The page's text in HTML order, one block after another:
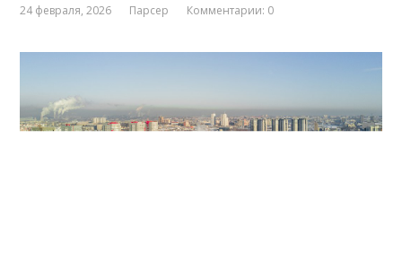
24 февраля, 2026 Парсер Комментарии: 0